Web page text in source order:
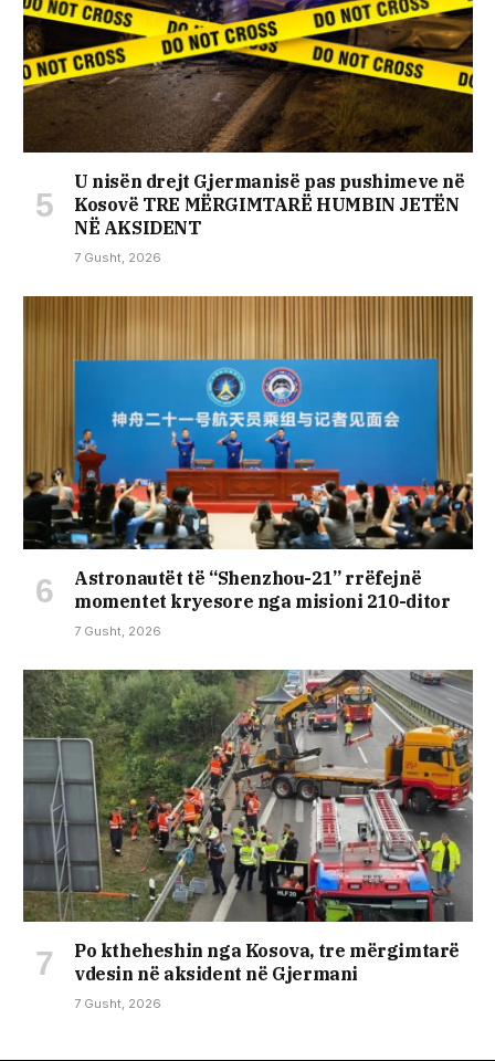
U nisën drejt Gjermanisë pas pushimeve në
Kosovë TRE MËRGIMTARË HUMBIN JETËN
NË AKSIDENT
7 Gusht, 2026
Astronautët të “Shenzhou-21” rrëfejnë
momentet kryesore nga misioni 210-ditor
7 Gusht, 2026
Po ktheheshin nga Kosova, tre mërgimtarë
vdesin në aksident në Gjermani
7 Gusht, 2026